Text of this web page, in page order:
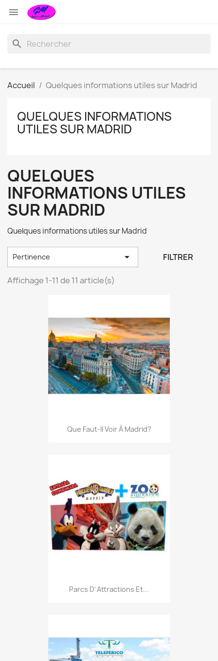

search
Accueil Quelques informations utiles sur Madrid
QUELQUES INFORMATIONS
UTILES SUR MADRID
QUELQUES
INFORMATIONS UTILES
SUR MADRID
Quelques informations utiles sur Madrid
Pertinence  FILTRER
Affichage 1-11 de 11 article(s)
Que Faut-Il Voir À Madrid?
Parcs D´Attractions Et...